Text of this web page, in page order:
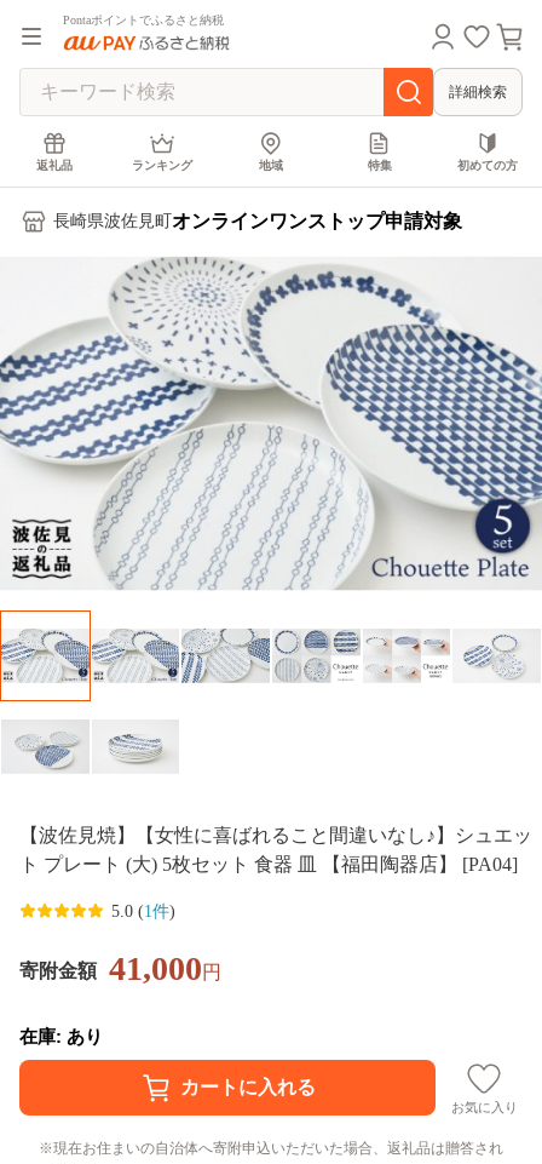
Pontaポイントでふるさと納税
詳細検索
返礼品 ランキング 地域 特集 初めての方
長崎県波佐見町 オンラインワンストップ申請対象
【波佐見焼】【女性に喜ばれること間違いなし♪】シュエッ
ト プレート (大) 5枚セット 食器 皿 【福田陶器店】 [PA04]
5.0 (1件)
寄附金額 41,000円
在庫: あり
お気に入り
現在お住まいの自治体へ寄附申込いただいた場合、返礼品は贈答され